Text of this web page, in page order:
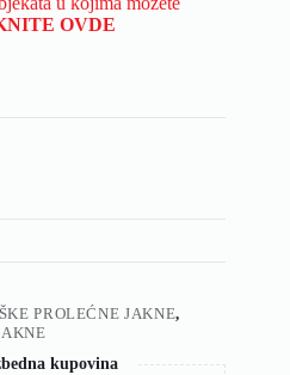
OVDE
PROLEĆNE JAKNE,
kupovina